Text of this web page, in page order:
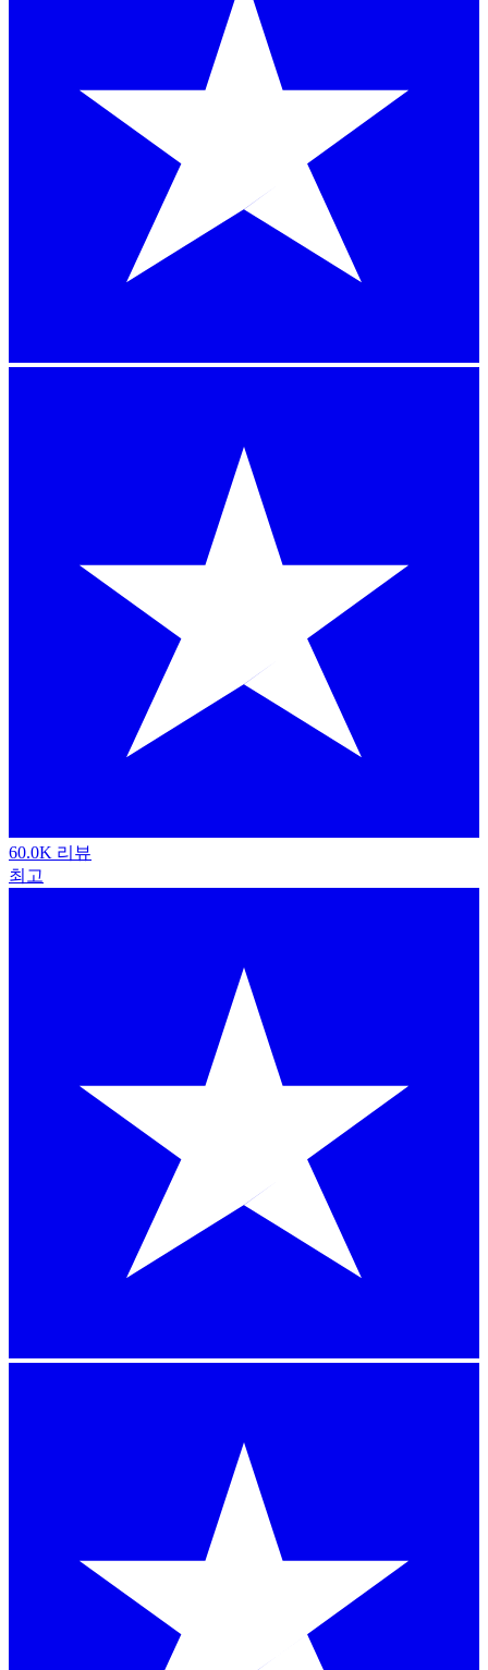
60.0K 리뷰
최고